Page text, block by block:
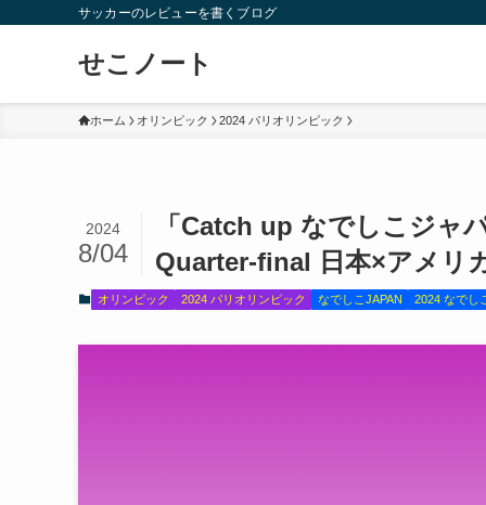
サッカーのレビューを書くブログ
せこノート
ホーム オリンピック 2024 パリオリンピック
「Catch up なでしこジャ
Quarter-final 日本×アメリ
2024
8/04
オリンピック 2024 パリオリンピック なでしこJAPAN 2024 なでし